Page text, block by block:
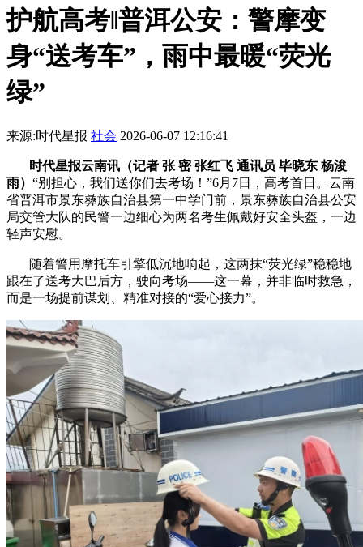
护航高考‖普洱公安：警摩变
身“送考车”，雨中最暖“荧光
绿”
来源:时代星报 社会 2026-06-07 12:16:41
时代星报云南讯（记者 张 密 张红飞 通讯员 毕晓东 杨浚
雨） “别担心，我们送你们去考场！”6月7日，高考首日。云南
省普洱市景东彝族自治县第一中学门前，景东彝族自治县公安
局交管大队的民警一边细心为两名考生佩戴好安全头盔，一边
轻声安慰。
随着警用摩托车引擎低沉地响起，这两抹“荧光绿”稳稳地
跟在了送考大巴后方，驶向考场——这一幕，并非临时救急，
而是一场提前谋划、精准对接的“爱心接力”。